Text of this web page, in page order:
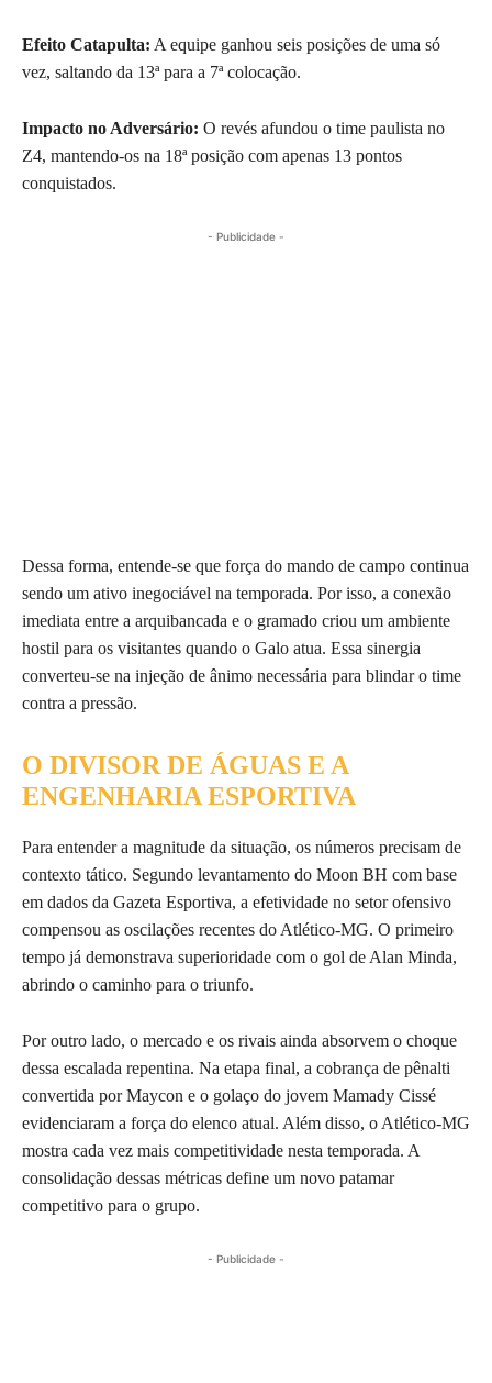
Efeito Catapulta: A equipe ganhou seis posições de uma só
vez, saltando da 13ª para a 7ª colocação.
Impacto no Adversário: O revés afundou o time paulista no
Z4, mantendo-os na 18ª posição com apenas 13 pontos
conquistados.
- Publicidade -
Dessa forma, entende-se que força do mando de campo continua
sendo um ativo inegociável na temporada. Por isso, a conexão
imediata entre a arquibancada e o gramado criou um ambiente
hostil para os visitantes quando o Galo atua. Essa sinergia
converteu-se na injeção de ânimo necessária para blindar o time
contra a pressão.
O DIVISOR DE ÁGUAS E A
ENGENHARIA ESPORTIVA
Para entender a magnitude da situação, os números precisam de
contexto tático. Segundo levantamento do Moon BH com base
em dados da Gazeta Esportiva, a efetividade no setor ofensivo
compensou as oscilações recentes do Atlético-MG. O primeiro
tempo já demonstrava superioridade com o gol de Alan Minda,
abrindo o caminho para o triunfo.
Por outro lado, o mercado e os rivais ainda absorvem o choque
dessa escalada repentina. Na etapa final, a cobrança de pênalti
convertida por Maycon e o golaço do jovem Mamady Cissé
evidenciaram a força do elenco atual. Além disso, o Atlético-MG
mostra cada vez mais competitividade nesta temporada. A
consolidação dessas métricas define um novo patamar
competitivo para o grupo.
- Publicidade -